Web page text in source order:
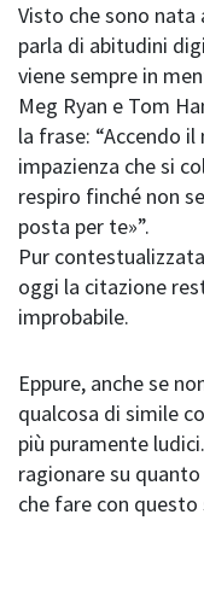
Visto che sono nata
parla di abitudini
viene sempre in
Meg Ryan e Tom
la frase: “Accendo
impazienza che si
respiro finché non
posta per te»”.
Pur
oggi la citazione
improbabile.
Eppure, anche se
qualcosa di simile
più puramente
ragionare su
che fare con